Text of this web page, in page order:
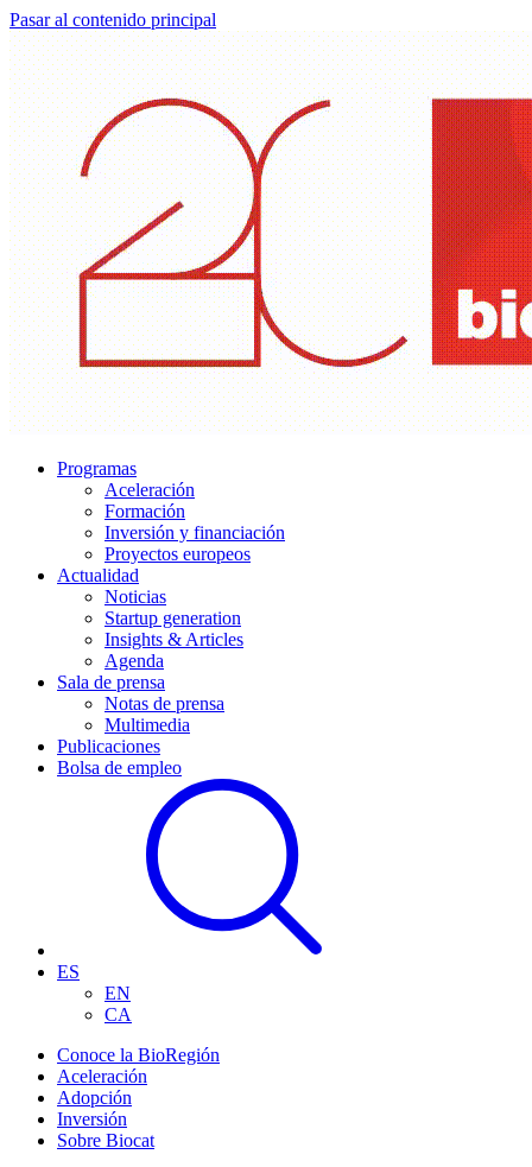
Pasar al contenido principal
Programas
Aceleración
Formación
Inversión y financiación
Proyectos europeos
Actualidad
Noticias
Startup generation
Insights & Articles
Agenda
Sala de prensa
Notas de prensa
Multimedia
Publicaciones
Bolsa de empleo
ES
EN
CA
Conoce la BioRegión
Aceleración
Adopción
Inversión
Sobre Biocat